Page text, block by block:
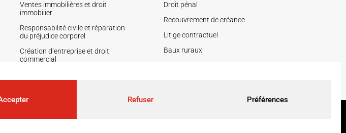
Refuser Préférences
Ventes immobilières et droit
immobilier
Responsabilité civile et réparation
du préjudice corporel
Création d’entreprise et droit
commercial
du patrimoine
Droit pénal
Recouvrement de créance
Litige contractuel
Baux ruraux
Elige La Rochelle – Rochefort, Elige Limoges et Elige Deux-Sèvres |